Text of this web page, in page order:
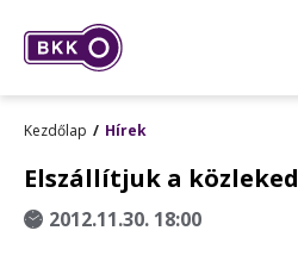
Kezdőlap Hírek
Elszállítjuk a
2012.11.30. 18:00